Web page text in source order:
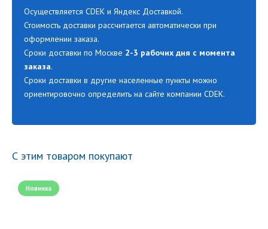
Осуществляется CDEK и Яндекс Доставкой.
Стоимость доставки рассчитается автоматически при
оформлении заказа.
Сроки доставки по Москве 2-3 рабочих дня с момента
заказа.
Сроки доставки в другие населенные пункты можно
ориентировочно определить на сайте компании CDEK.
С этим товаром покупают
Новинка